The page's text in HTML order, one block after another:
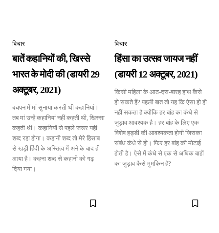
विचार
बातें कहानियों की, खिस्से
भारत के मोदी की (डायरी 29
अक्टूबर, 2021)
बचपन में मां सुनाया करती थी कहानियां।
तब मां उन्हें कहानियां नहीं कहती थी, खिस्सा
कहती थी। कहानियों से पहले जरूर यही
शब्द रहा होगा। कहानी शब्द तो मेरे हिसाब
से खड़ी हिंदी के अस्तित्व में अने के बाद ही
आया है। कहना शब्द से कहानी को गढ़
दिया गया।
विचार
हिंसा का उत्सव जायज नहीं
(डायरी 12 अक्टूबर, 2021)
किसी महिला के आठ-दस-बारह हाथ कैसे
हो सकते हैं? पहली बात तो यह कि ऐसा हो ही
नहीं सकता है क्योंकि हर बांह का कंधे से
जुड़ाव आवश्यक है। हर बांह के लिए एक
विशेष हड्डी की आवश्यकता होगी जिसका
संबंध कंधे से हो। फिर हर बांह की मोटाई
होती है। ऐसे में कंधे से एक से अधिक बाहों
का जुड़ाव कैसे मुमकिन है?